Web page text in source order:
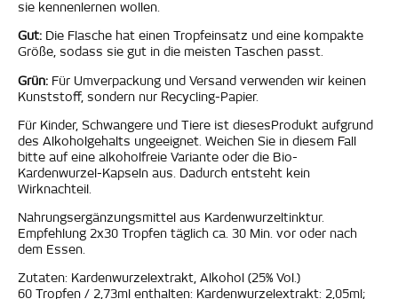
sie kennenlernen wollen.
Gut: Die Flasche hat einen Tropfeinsatz und eine kompakte
Größe, sodass sie gut in die meisten Taschen passt.
Grün: Für Umverpackung und Versand verwenden wir keinen
Kunststoff, sondern nur Recycling-Papier.
Für Kinder, Schwangere und Tiere ist diesesProdukt aufgrund
des Alkoholgehalts ungeeignet. Weichen Sie in diesem Fall
bitte auf eine alkoholfreie Variante oder die Bio-
Kardenwurzel-Kapseln aus. Dadurch entsteht kein
Wirknachteil.
Nahrungsergänzungsmittel aus Kardenwurzeltinktur.
Empfehlung 2x30 Tropfen täglich ca. 30 Min. vor oder nach
dem Essen.
Zutaten: Kardenwurzelextrakt, Alkohol (25% Vol.)
60 Tropfen / 2,73ml enthalten: Kardenwurzelextrakt: 2,05ml;